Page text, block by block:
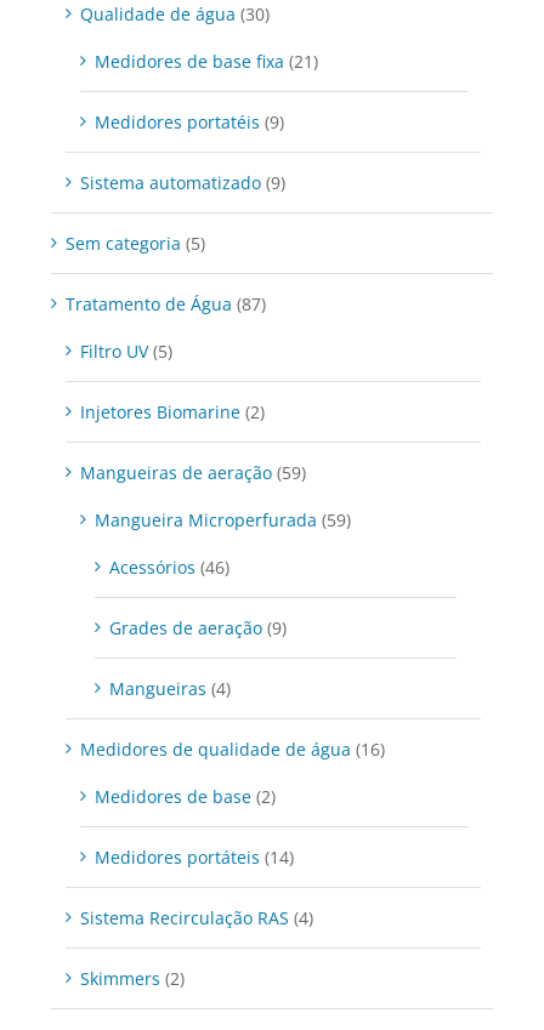
Qualidade de água (30)
Medidores de base fixa (21)
Medidores portatéis (9)
Sistema automatizado (9)
Sem categoria (5)
Tratamento de Água (87)
Filtro UV (5)
Injetores Biomarine (2)
Mangueiras de aeração (59)
Mangueira Microperfurada (59)
Acessórios (46)
Grades de aeração (9)
Mangueiras (4)
Medidores de qualidade de água (16)
Medidores de base (2)
Medidores portáteis (14)
Sistema Recirculação RAS (4)
Skimmers (2)